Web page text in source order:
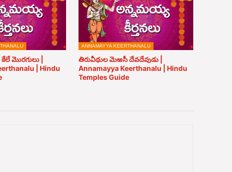
మొరగులు |
| Hindu
ANNAMAYYA KEERTHANALU
తిరువీథుల మెఱసీ దేవదేవుడు |
Annamayya Keerthanalu | Hindu
Temples Guide